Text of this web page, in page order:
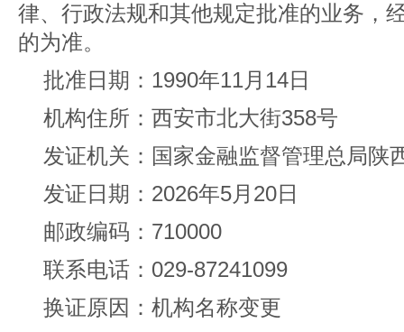
律、行政法规和其他规定批准的业务，
的为准。
批准日期：1990年11月14日
机构住所：西安市北大街358号
发证机关：国家金融监督管理总局陕
发证日期：2026年5月20日
邮政编码：710000
联系电话：029-87241099
换证原因：机构名称变更